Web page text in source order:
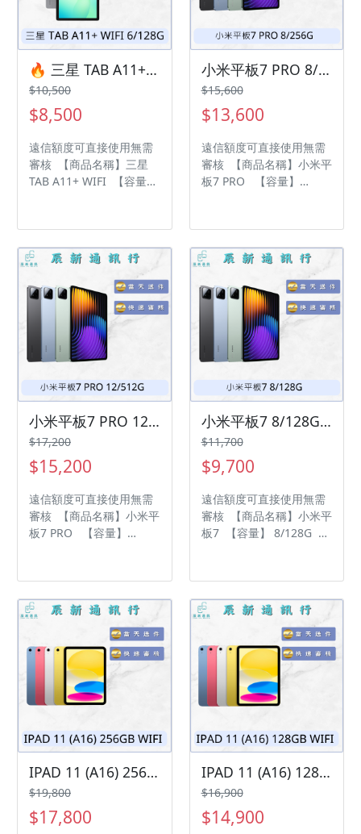
權利 下單前請先私訊和加
LINE來幫您安排快速審核
及回報審核進度 LINE
ID:@kjg6280d 大呼小叫
辰通訊行 雲林縣虎尾鎮林
森路二段200號 電話:05-
6339809 在地經營12年店
權利 下單前請先私訊和加
LINE來幫您安排快速審核
及回報審核進度 LINE
ID:@kjg6280d 大呼小叫
辰通訊行 雲林縣虎尾鎮林
森路二段200號 電話:05-
6339809 在地經營12年店
🔥 三星 TAB A11+ WIFI 6/128G 有額度快速過件 🎯 想換新機？現在就是最佳時機！現貨當天審件當天過件即可以馬上寄出
$10,500
$8,500
遠信額度可直接使用無需
審核 【商品名稱】三星
TAB A11+ WIFI 【容量】
迎洽群官方LINE：
@kjg6280d • 七日鑑賞期
內，如商品有問題，請盡
速向我們告知並且協助處
理 • 全新品為原廠保固一
年，中古機店家保固15天
• 店家擁有隨時修改、變
更、暫停活動之權利 下單
您安排快速審核及回報審
核進度 LINE
ID:@kjg6280d 大呼小叫
辰通訊行 雲林縣虎尾鎮林
森路二段200號 電話:05-
6339809 在地經營12年店
小米平板7 PRO 8/256G 現貨供應中 過件率💯「輕鬆分期📱➡️！」「買3C不用愁😊，分期付款輕鬆購💰」
$15,600
$13,600
遠信額度可直接使用無需
審核 【商品名稱】小米平
板7 PRO 【容量】
迎洽群官方LINE：
@kjg6280d • 七日鑑賞期
內，如商品有問題，請盡
速向我們告知並且協助處
理 • 全新品為原廠保固一
年，中古機店家保固15天
• 店家擁有隨時修改、變
更、暫停活動之權利 下單
您安排快速審核及回報審
核進度 LINE
ID:@kjg6280d 雲林縣虎
尾鎮林森路二段200號 電
話:05-6339809
小米平板7 PRO 12/512G 現貨供應中 過件率💯「輕鬆分期📱➡️！」「買3C不用愁😊，分期付款輕鬆購💰」
$17,200
$15,200
遠信額度可直接使用無需
審核 【商品名稱】小米平
板7 PRO 【容量】
迎洽群官方LINE：
@kjg6280d • 七日鑑賞期
內，如商品有問題，請盡
速向我們告知並且協助處
理 • 全新品為原廠保固一
年，中古機店家保固15天
• 店家擁有隨時修改、變
更、暫停活動之權利 下單
您安排快速審核及回報審
核進度 LINE
ID:@kjg6280d 雲林縣虎
尾鎮林森路二段200號 電
話:05-6339809
小米平板7 8/128G 現貨供應中 過件率💯「輕鬆分期📱➡️！」「買3C不用愁😊，分期付款輕鬆購💰」
$11,700
$9,700
遠信額度可直接使用無需
審核 【商品名稱】小米平
板7 【容量】 8/128G ‼️
LINE：@kjg6280d • 七日
鑑賞期內，如商品有問
題，請盡速向我們告知並
且協助處理 • 全新品為原
廠保固一年，中古機店家
保固15天 • 店家擁有隨時
修改、變更、暫停活動之
權利 下單前請先私訊和加
及回報審核進度 LINE
ID:@kjg6280d 雲林縣虎
尾鎮林森路二段200號 電
話:05-6339809
IPAD 11 (A16) 256G WIFI 現貨供應中 過件率💯「輕鬆分期📱➡️！」「買3C不用愁😊，分期付款輕鬆購💰」
$19,800
$17,800
IPAD 11 (A16) 128G WIFI 現貨供應中 過件率💯「輕鬆分期📱➡️！」「買3C不用愁😊，分期付款輕鬆購💰」
$16,900
$14,900